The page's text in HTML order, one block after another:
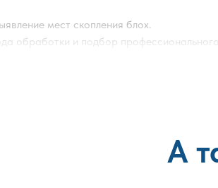
мест скопления блох.
обработки и подбор профессионального
А